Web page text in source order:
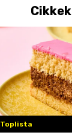
Cikkek
Toplista